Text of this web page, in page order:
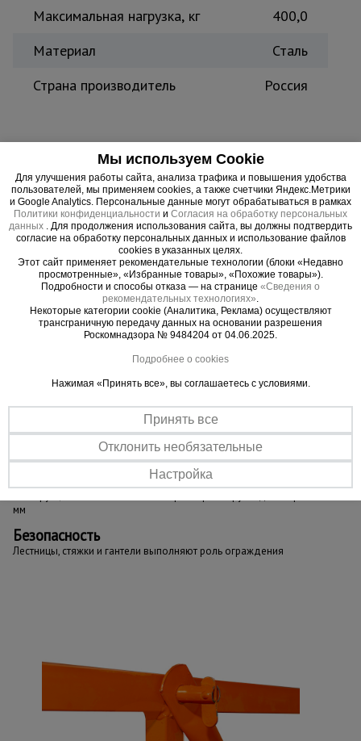
Тепловые
Металл и
Максимальная нагрузка, кг
400,0
Материал
Сталь
Страна производитель
Россия
Простая конструкция - сборка не требует
профессиональных навыков и дополнительного
инструмента. Все элементы стыкуются между
собой по принципу "труба в трубу" и фиксируются
флажковым механизмом.
Изготовлен из стальных труб, которые для
большей долговечности и устойчивости к
химическим веществам покрыты защитной
полимерной краской.
Секция ВСПТР 2,0х2,0 совместима с моделями
Важные преимущества –
эффективная работа
мм
Безопасность
Лестницы, стяжки и гантели выполняют роль ограждения
Мы используем Cookie
Для улучшения работы сайта, анализа трафика и повышения удобства
пользователей, мы применяем cookies, а также счетчики Яндекс.Метрики
и Google Analytics. Персональные данные могут обрабатываться в рамках
Политики конфиденциальности и Согласия на обработку персональных
данных
. Для продолжения использования сайта, вы должны подтвердить
согласие на обработку персональных данных и использование файлов
cookies в указанных целях.
Этот сайт применяет рекомендательные технологии (блоки «Недавно
просмотренные», «Избранные товары», «Похожие товары»).
Подробности и способы отказа — на странице «Сведения о
рекомендательных технологиях»
Некоторые категории cookie (Аналитика, Реклама) осуществляют
трансграничную передачу данных на основании разрешения
Роскомнадзора № 9484204 от 04.06.2025.
Подробнее о cookies
Нажимая «Принять все», вы соглашаетесь с условиями.
Принять все
Отклонить необязательные
Настройка